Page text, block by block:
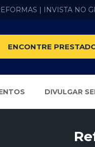
| INVISTA NO
ENCONTRE
DIVULGAR